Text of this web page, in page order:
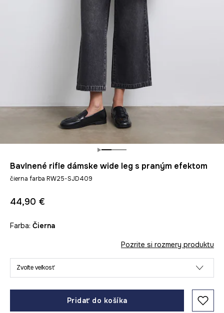
Bavlnené rifle dámske wide leg s praným efektom
čierna farba RW25-SJD409
44,90 €
Farba: čierna
Pozrite si rozmery produktu
Zvoľte veľkosť
Pridať do košíka